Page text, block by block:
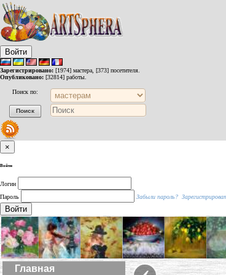
Войти
Зарегистрировано: [1974] мастера, [373] посетителя.
Опубликовано: [32814] работы.
Поиск по:
×
Войти
Логин
Пароль
Забыли пароль?
Войти
Главная